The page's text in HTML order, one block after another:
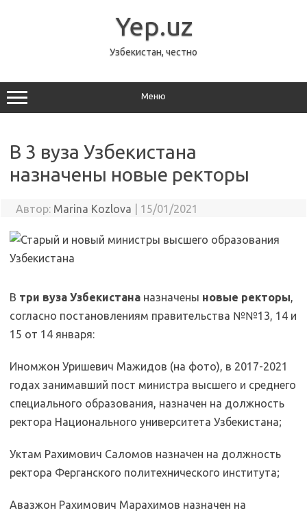
Yep.uz
Узбекистан, честно
Меню
В 3 вуза Узбекистана
назначены новые ректоры
Автор: Marina Kozlova 15/01/2021
В три вуза Узбекистана назначены новые ректоры,
согласно постановлениям правительства №№13, 14 и
15 от 14 января:
Иномжон Уришевич Мажидов (на фото), в 2017-2021
годах занимавший пост министра высшего и среднего
специального образования, назначен на должность
ректора Национального университета Узбекистана;
Уктам Рахимович Саломов назначен на должность
ректора Ферганского политехнического института;
Авазжон Рахимович Марахимов назначен на